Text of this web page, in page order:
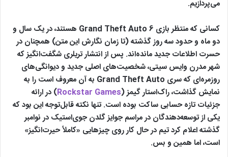
می‌پردازیم.
کسانی که منتظر بازی Grand Theft Auto 6 هستند، در یک سال و
دو ماه و حدود سه روز گذشته (تا زمان نگارش این متن) همچنان در
حسرت اطلاعات جدید مانده‌اند. پس از انتشار تریلری شگفت‌انگیز که
شهر مدرن وایس سیتی، شخصیت‌های اصلی جدید و دیوانگی‌های
روزمره‌ای که سری Grand Theft Auto به آن معروف است را به
نمایش گذاشت، راک‌استار گیمز (Rockstar Games) در ارائه
جزئیات تازه حسابی ساکت بوده است. تنها نکته قابل‌توجه این بود که
یکی از توسعه‌دهندگان در مراسم جوایز گلدن جوی‌استیک در نوامبر
گذشته اعلام کرد تیم در حال کار روی چیزهایی «کاملاً حیرت‌انگیز»
است، اما همین و بس.